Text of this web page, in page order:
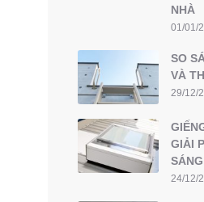
NHÀ
01/01/
SO
VÀ
29/12/
GIẢI
24/12/